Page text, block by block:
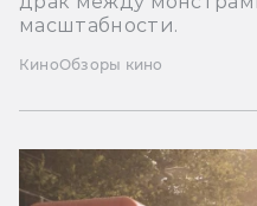
масштабности.
КиноОбзоры кино